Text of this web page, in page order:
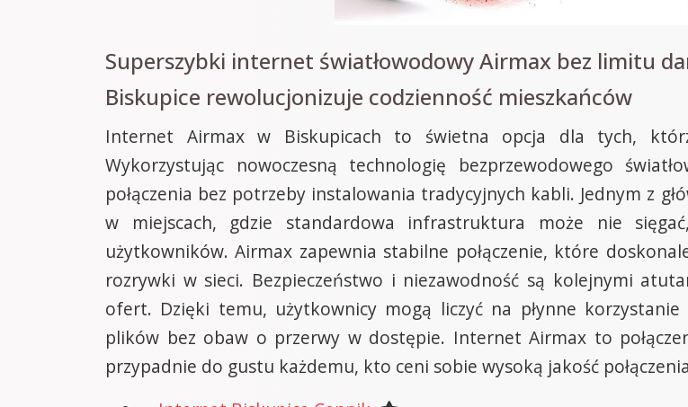
Superszybki internet światłowodowy Airmax bez limitu
Biskupice rewolucjonizuje codzienność mieszkańców
Internet Airmax w Biskupicach to świetna opcja dla tych,
Wykorzystując nowoczesną technologię bezprzewodowego
połączenia bez potrzeby instalowania tradycyjnych kabli. Jednym z
w miejscach, gdzie standardowa infrastruktura może nie
użytkowników. Airmax zapewnia stabilne połączenie, które
rozrywki w sieci. Bezpieczeństwo i niezawodność są kolejnymi
ofert. Dzięki temu, użytkownicy mogą liczyć na płynne
plików bez obaw o przerwy w dostępie. Internet Airmax to
przypadnie do gustu każdemu, kto ceni sobie wysoką jakość